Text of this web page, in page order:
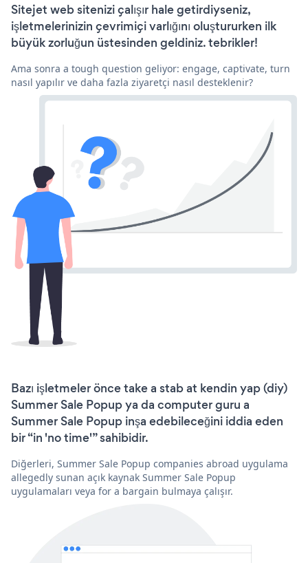
Sitejet web sitenizi çalışır hale getirdiyseniz,
işletmelerinizin çevrimiçi varlığını oluştururken ilk
büyük zorluğun üstesinden geldiniz. tebrikler!
Ama sonra a tough question geliyor: engage, captivate, turn
nasıl yapılır ve daha fazla ziyaretçi nasıl desteklenir?
Bazı işletmeler önce take a stab at kendin yap (diy)
Summer Sale Popup ya da computer guru a
Summer Sale Popup inşa edebileceğini iddia eden
bir “in 'no time'” sahibidir.
Diğerleri, Summer Sale Popup companies abroad uygulama
allegedly sunan açık kaynak Summer Sale Popup
uygulamaları veya for a bargain bulmaya çalışır.